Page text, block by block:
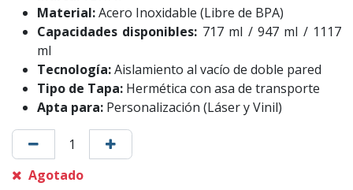
Material:Acero Inoxidable (Libre de BPA)
Capacidades disponibles: 717 ml / 947 ml / 1117
ml
Tecnología:Aislamiento al vacío de doble pared
Tipo de Tapa: Hermética con asa de transporte
Apta para: Personalización (Láser y Vinil)
Agotado